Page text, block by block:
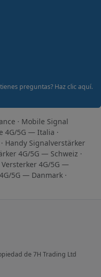
preguntas? Haz clic aquí.
· Mobile Signal
4G/5G — Italia ·
· Handy Signalverstärker
4G/5G — Schweiz ·
Versterker 4G/5G —
5G — Danmark ·
de 7H Trading Ltd